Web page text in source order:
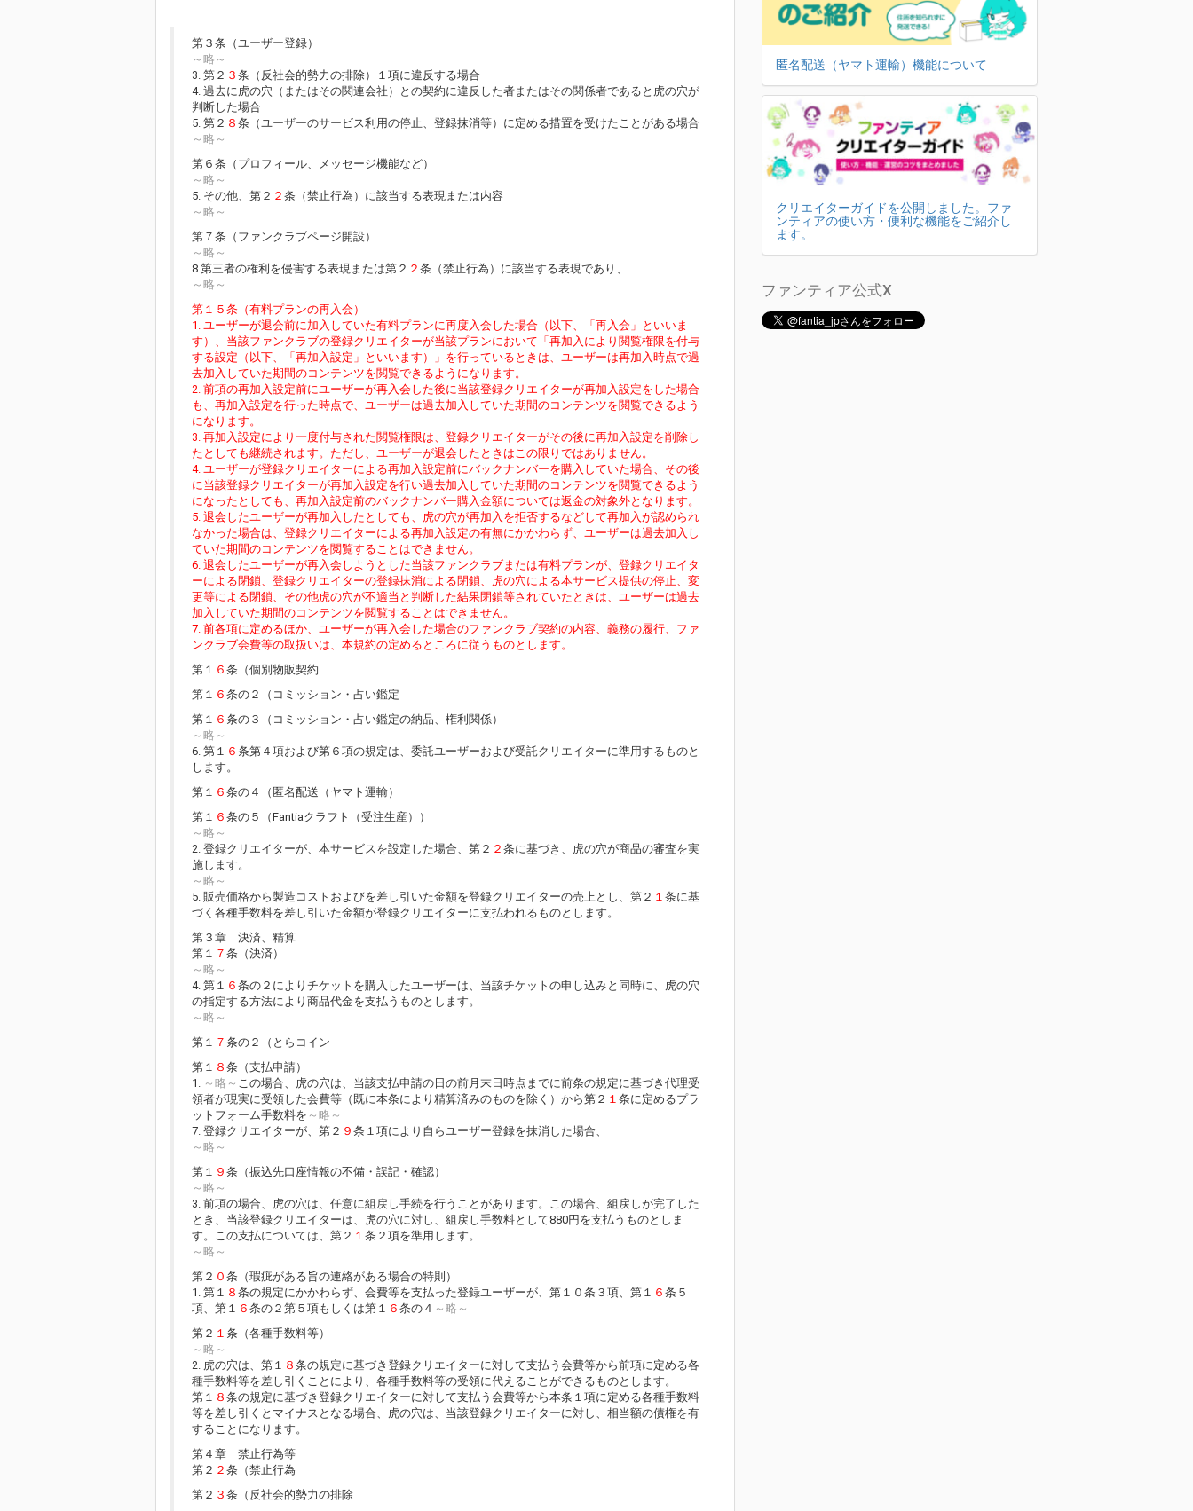
第３条（ユーザー登録）
～略～
3. 第２ ３ 条（反社会的勢力の排除）１項に違反する場合
4. 過去に虎の穴（またはその関連会社）との契約に違反した者またはその関係者であると虎の穴が
判断した場合
5. 第２ ８ 条（ユーザーのサービス利用の停止、登録抹消等）に定める措置を受けたことがある場合
～略～
第６条（プロフィール、メッセージ機能など）
～略～
5. その他、第２ ２ 条（禁止行為）に該当する表現または内容
～略～
第７条（ファンクラブページ開設）
～略～
8.第三者の権利を侵害する表現または第２ ２ 条（禁止行為）に該当する表現であり、
～略～
第１５条（有料プランの再入会）
1. ユーザーが退会前に加入していた有料プランに再度入会した場合（以下、「再入会」といいま
す）、当該ファンクラブの登録クリエイターが当該プランにおいて「再加入により閲覧権限を付与
する設定（以下、「再加入設定」といいます）」を行っているときは、ユーザーは再加入時点で過
去加入していた期間のコンテンツを閲覧できるようになります。
2. 前項の再加入設定前にユーザーが再入会した後に当該登録クリエイターが再加入設定をした場合
も、再加入設定を行った時点で、ユーザーは過去加入していた期間のコンテンツを閲覧できるよう
になります。
3. 再加入設定により一度付与された閲覧権限は、登録クリエイターがその後に再加入設定を削除し
たとしても継続されます。ただし、ユーザーが退会したときはこの限りではありません。
4. ユーザーが登録クリエイターによる再加入設定前にバックナンバーを購入していた場合、その後
に当該登録クリエイターが再加入設定を行い過去加入していた期間のコンテンツを閲覧できるよう
になったとしても、再加入設定前のバックナンバー購入金額については返金の対象外となります。
5. 退会したユーザーが再加入したとしても、虎の穴が再加入を拒否するなどして再加入が認められ
なかった場合は、登録クリエイターによる再加入設定の有無にかかわらず、ユーザーは過去加入し
ていた期間のコンテンツを閲覧することはできません。
6. 退会したユーザーが再入会しようとした当該ファンクラブまたは有料プランが、登録クリエイタ
ーによる閉鎖、登録クリエイターの登録抹消による閉鎖、虎の穴による本サービス提供の停止、変
更等による閉鎖、その他虎の穴が不適当と判断した結果閉鎖等されていたときは、ユーザーは過去
加入していた期間のコンテンツを閲覧することはできません。
7. 前各項に定めるほか、ユーザーが再入会した場合のファンクラブ契約の内容、義務の履行、ファ
ンクラブ会費等の取扱いは、本規約の定めるところに従うものとします。
第１ ６ 条（個別物販契約
第１ ６ 条の２（コミッション・占い鑑定
第１ ６ 条の３（コミッション・占い鑑定の納品、権利関係）
～略～
6. 第１ ６ 条第４項および第６項の規定は、委託ユーザーおよび受託クリエイターに準用するものと
します。
第１ ６ 条の４（匿名配送（ヤマト運輸）
第１ ６ 条の５（Fantiaクラフト（受注生産））
～略～
2. 登録クリエイターが、本サービスを設定した場合、第２ ２ 条に基づき、虎の穴が商品の審査を実
施します。
～略～
5. 販売価格から製造コストおよびを差し引いた金額を登録クリエイターの売上とし、第２ １ 条に基
づく各種手数料を差し引いた金額が登録クリエイターに支払われるものとします。
第３章 決済、精算
第１ ７ 条（決済）
～略～
4. 第１ ６ 条の２によりチケットを購入したユーザーは、当該チケットの申し込みと同時に、虎の穴
の指定する方法により商品代金を支払うものとします。
～略～
第１ ７ 条の２（とらコイン
第１ ８ 条（支払申請）
1.
～略～ この場合、虎の穴は、当該支払申請の日の前月末日時点までに前条の規定に基づき代理受
領者が現実に受領した会費等（既に本条により精算済みのものを除く）から第２ １ 条に定めるプラ
ットフォーム手数料を ～略～
7. 登録クリエイターが、第２ ９ 条１項により自らユーザー登録を抹消した場合、
～略～
第１ ９ 条（振込先口座情報の不備・誤記・確認）
～略～
3. 前項の場合、虎の穴は、任意に組戻し手続を行うことがあります。この場合、組戻しが完了した
とき、当該登録クリエイターは、虎の穴に対し、組戻し手数料として880円を支払うものとしま
す。この支払については、第２ １ 条２項を準用します。
～略～
第２ ０ 条（瑕疵がある旨の連絡がある場合の特則）
1. 第１ ８ 条の規定にかかわらず、会費等を支払った登録ユーザーが、第１０条３項、第１ ６ 条５
項、第１ ６ 条の２第５項もしくは第１ ６ 条の４ ～略～
第２ １ 条（各種手数料等）
～略～
2. 虎の穴は、第１ ８ 条の規定に基づき登録クリエイターに対して支払う会費等から前項に定める各
種手数料等を差し引くことにより、各種手数料等の受領に代えることができるものとします。
第１ ８ 条の規定に基づき登録クリエイターに対して支払う会費等から本条１項に定める各種手数料
等を差し引くとマイナスとなる場合、虎の穴は、当該登録クリエイターに対し、相当額の債権を有
することになります。
第４章 禁止行為等
第２ ２ 条（禁止行為
第２ ３ 条（反社会的勢力の排除
匿名配送（ヤマト運輸）機能について
クリエイターガイドを公開しました。ファ
ンティアの使い方・便利な機能をご紹介し
ます。
ファンティア公式X